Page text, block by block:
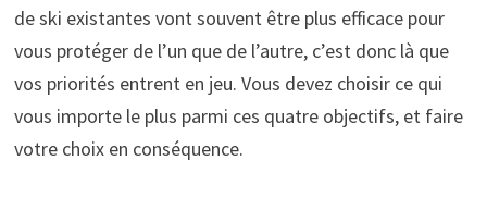
de ski existantes vont souvent être plus efficace pour
vous protéger de l’un que de l’autre, c’est donc là que
vos priorités entrent en jeu. Vous devez choisir ce qui
vous importe le plus parmi ces quatre objectifs, et faire
votre choix en conséquence.